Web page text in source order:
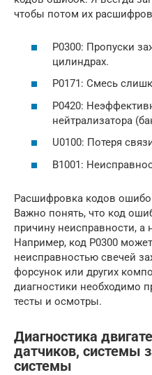
чтобы потом их
P0300: Пропуски
цилиндрах.
P0171: Смесь
P0420:
нейтрализатора
U0100: Потеря
B1001:
Расшифровка кодов
Важно понять, что код
причину неисправности, а
Например, код P0300
неисправностью свечей
форсунок или других
диагностики необходимо
тесты и осмотры.
Диагностика
датчиков, системы
системы